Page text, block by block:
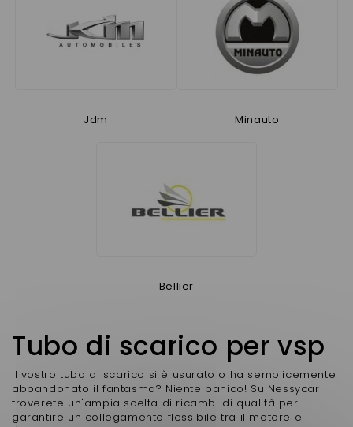
Jdm Minauto
Bellier
Tubo di scarico per vsp
Il vostro tubo di scarico si è usurato o ha semplicemente
abbandonato il fantasma? Niente panico! Su Nessycar
troverete un'ampia scelta di ricambi di qualità per
garantire un collegamento flessibile tra il motore e